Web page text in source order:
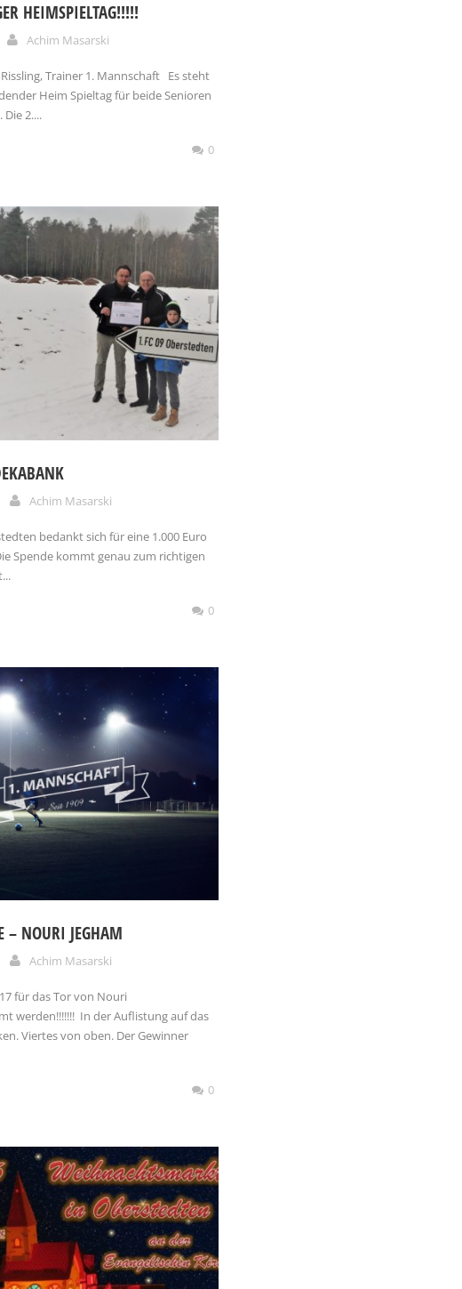
HEIMSPIELTAG!!!!!
Achim Masarski
Trainer 1. Mannschaft Es steht
Heim Spieltag für beide Senioren
2....
0
Achim Masarski
bedankt sich für eine 1.000 Euro
Spende kommt genau zum richtigen
0
– NOURI JEGHAM
Achim Masarski
für das Tor von Nouri
werden!!!!!!! In der Auflistung auf das
Viertes von oben. Der Gewinner
0